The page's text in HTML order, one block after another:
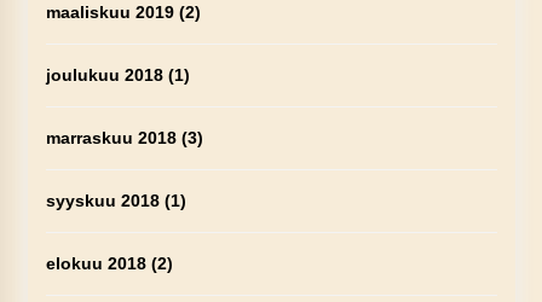
maaliskuu 2019(2)
joulukuu 2018(1)
marraskuu 2018(3)
syyskuu 2018(1)
elokuu 2018(2)